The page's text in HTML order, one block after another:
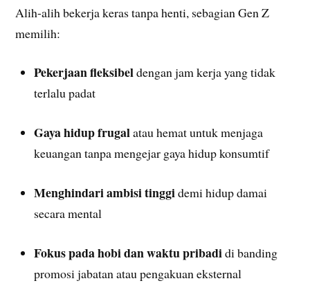
Alih-alih bekerja keras tanpa henti, sebagian Gen Z
memilih:
Pekerjaan fleksibeldengan jam kerja yang tidak
terlalu padat
Gaya hidup frugalatau hemat untuk menjaga
keuangan tanpa mengejar gaya hidup konsumtif
Menghindari ambisi tinggidemi hidup damai
secara mental
Fokus pada hobi dan waktu pribadidi banding
promosi jabatan atau pengakuan eksternal